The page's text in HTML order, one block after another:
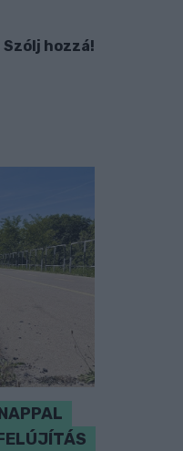
Szólj hozzá!